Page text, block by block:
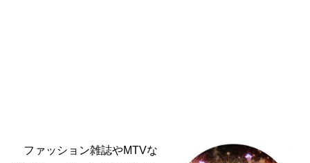
ファッション雑誌やMTVな